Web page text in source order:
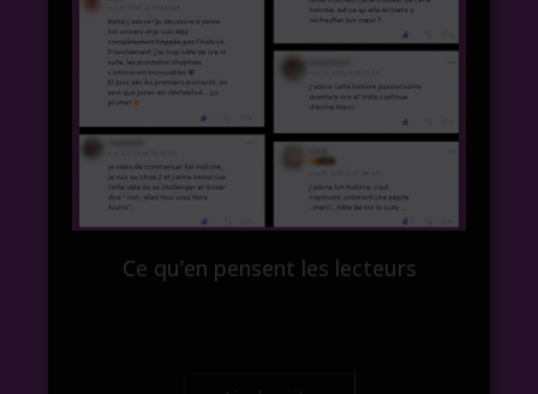
Ce qu’en pensent les lecteurs